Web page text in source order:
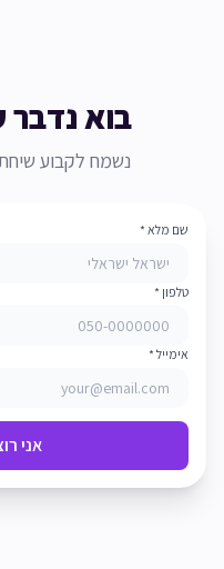
בוא
נשמח לקבוע
שם מלא *
טלפון *
אימייל *
אני